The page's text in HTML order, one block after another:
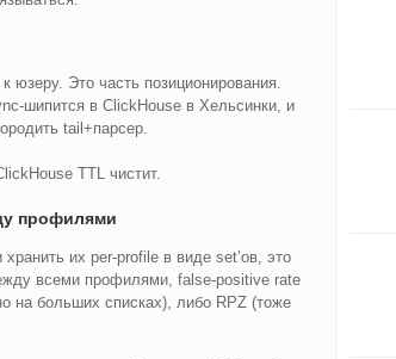
юзеру. Это часть позиционирования.
шипится в ClickHouse в Хельсинки, и
tail+парсер.
TTL чистит.
профилями
их per-profile в виде set’ов, это
всеми профилями, false-positive rate
на больших списках), либо RPZ (тоже